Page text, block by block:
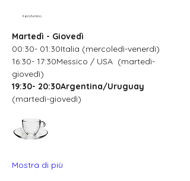
Il profumino
Martedì - Giovedì
00:30- 01:30Italia (mercoledì-venerdì)
16:30- 17:30Messico / USA  (martedì-
giovedì)
19:30- 20:30Argentina/Uruguay
(martedì-giovedì)
Mostra di più